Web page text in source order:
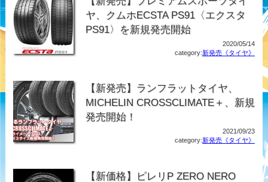
ヤ、クムホECSTA PS91〈エクスタ
PS91〉を新規発売開始
2020/05/14
category:新発売《タイヤ》
【新発売】ランフラットタイヤ、
MICHELIN CROSSCLIMATE＋、新規
発売開始！
2021/09/23
category:新発売《タイヤ》
【新価格】ピレリP ZERO NERO